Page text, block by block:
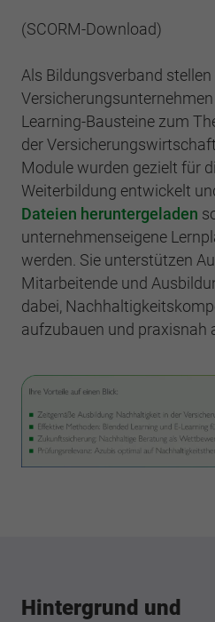
(SCORM-Download)
Als Bildungsverband
Learning-Bausteine zum
der
Module wurden gezielt für
Weiterbildung entwickelt
Dateien heruntergeladen
unternehmenseigene
werden. Sie unterstützen
Mitarbeitende und
dabei,
aufzubauen und praxisnah
Hintergrund und